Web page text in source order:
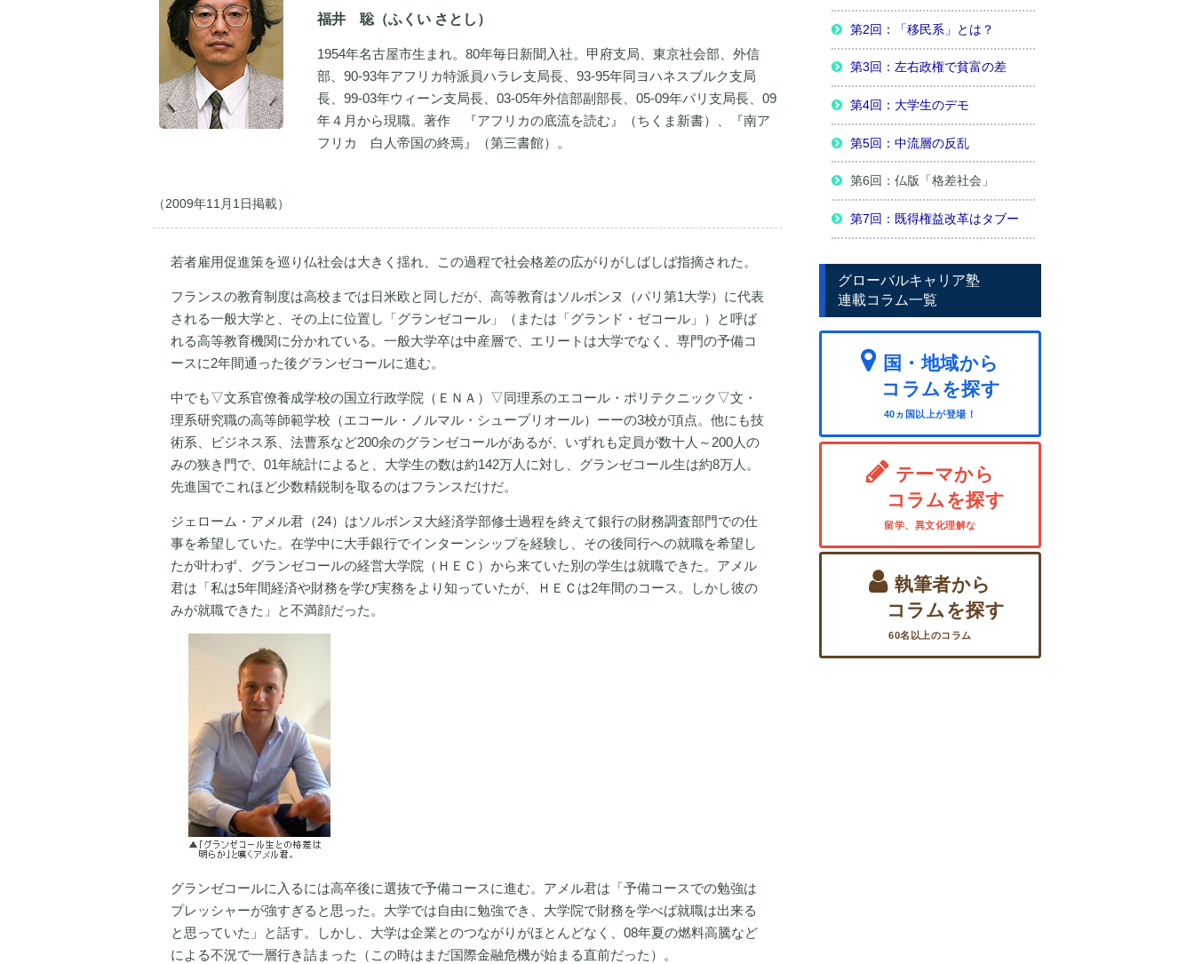
福井 聡（ふくい さとし）
1954年名古屋市生まれ。80年毎日新聞入社。甲府支局、東京社会部、外信
部、90-93年アフリカ特派員ハラレ支局長、93-95年同ヨハネスブルク支局
長、99-03年ウィーン支局長、03-05年外信部副部長、05-09年パリ支局長、09
年４月から現職。著作 『アフリカの底流を読む』（ちくま新書）、『南ア
フリカ 白人帝国の終焉』（第三書館）。
（2009年11月1日掲載）
若者雇用促進策を巡り仏社会は大きく揺れ、この過程で社会格差の広がりがしばしば指摘された。
フランスの教育制度は高校までは日米欧と同しだが、高等教育はソルボンヌ（パリ第1大学）に代表
される一般大学と、その上に位置し「グランゼコール」（または「グランド・ゼコール」）と呼ば
れる高等教育機関に分かれている。一般大学卒は中産層で、エリートは大学でなく、専門の予備コ
ースに2年間通った後グランゼコールに進む。
中でも▽文系官僚養成学校の国立行政学院（ＥＮＡ）▽同理系のエコール・ポリテクニック▽文・
理系研究職の高等師範学校（エコール・ノルマル・シュープリオール）ーーの3校が頂点。他にも技
術系、ビジネス系、法曹系など200余のグランゼコールがあるが、いずれも定員が数十人～200人の
みの狭き門で、01年統計によると、大学生の数は約142万人に対し、グランゼコール生は約8万人。
先進国でこれほど少数精鋭制を取るのはフランスだけだ。
ジェローム・アメル君（24）はソルボンヌ大経済学部修士過程を終えて銀行の財務調査部門での仕
事を希望していた。在学中に大手銀行でインターンシップを経験し、その後同行への就職を希望し
たが叶わず、グランゼコールの経営大学院（ＨＥＣ）から来ていた別の学生は就職できた。アメル
君は「私は5年間経済や財務を学び実務をより知っていたが、ＨＥＣは2年間のコース。しかし彼の
みが就職できた」と不満顔だった。
グランゼコールに入るには高卒後に選抜で予備コースに進む。アメル君は「予備コースでの勉強は
プレッシャーが強すぎると思った。大学では自由に勉強でき、大学院で財務を学べば就職は出来る
と思っていた」と話す。しかし、大学は企業とのつながりがほとんどなく、08年夏の燃料高騰など
による不況で一層行き詰まった（この時はまだ国際金融危機が始まる直前だった）。
第2回：「移民系」とは？
第3回：左右政権で貧富の差
第4回：大学生のデモ
第5回：中流層の反乱
第6回：仏版「格差社会」
第7回：既得権益改革はタブー
グローバルキャリア塾
連載コラム一覧
国・地域から
コラムを探す
40ヵ国以上が登場！
テーマから
コラムを探す
留学、異文化理解な
執筆者から
コラムを探す
60名以上のコラム